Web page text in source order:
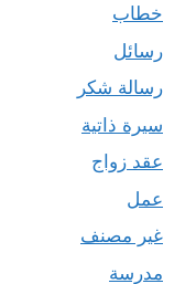
خطاب
رسائل
رسالة شكر
سيرة ذاتية
عقد زواج
عمل
غير مصنف
مدرسة